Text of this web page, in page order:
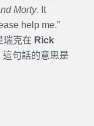
Morty. It
help me.”
瑞克在 Rick
句話的意思是